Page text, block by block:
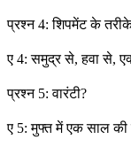
प्रश्न 4: शिपमेंट के
ए 4: समुद्र से, हवा से,
प्रश्न 5: वारंटी?
ए 5: मुफ्त में एक साल की